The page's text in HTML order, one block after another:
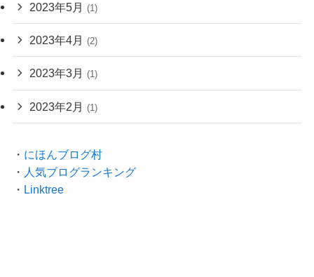
2023年5月 (1)
2023年4月 (2)
2023年3月 (1)
2023年2月 (1)
・ にほんブログ村
・ 人気ブログランキング
・ Linktree